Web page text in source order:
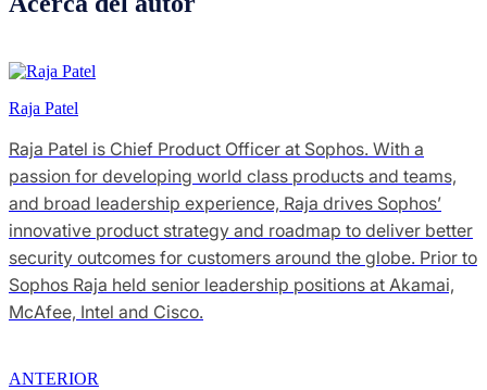
Raja Patel
Raja Patel is Chief Product Officer at Sophos. With a
passion for developing world class products and teams,
and broad leadership experience, Raja drives Sophos’
innovative product strategy and roadmap to deliver better
security outcomes for customers around the globe. Prior to
Sophos Raja held senior leadership positions at Akamai,
McAfee, Intel and Cisco.
ANTERIOR